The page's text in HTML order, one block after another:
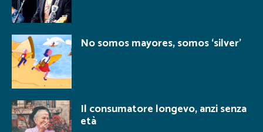
No somos mayores, somos ‘silver’
Il consumatore longevo, anzi senza
età